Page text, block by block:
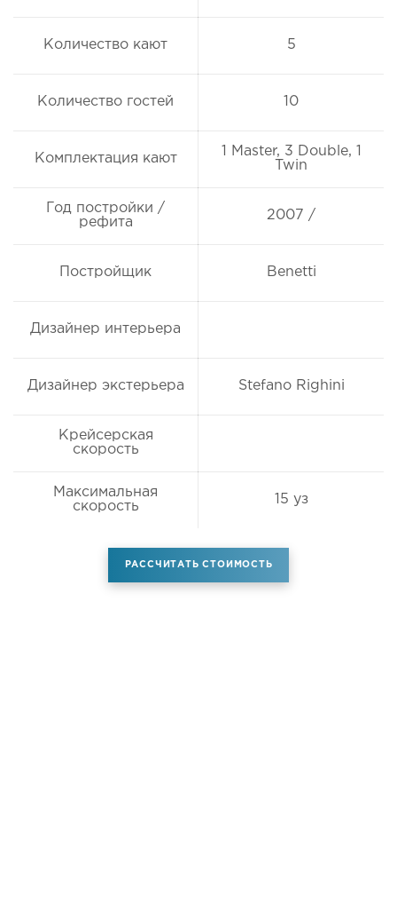
Количество кают 5
Количество гостей 10
Комплектация кают
1 Master, 3 Double, 1
Twin
Год постройки /
рефита
2007 /
Постройщик Benetti
Дизайнер интерьера
Дизайнер экстерьера Stefano Righini
Крейсерская
скорость
Максимальная
скорость
15 уз
РАССЧИТАТЬ СТОИМОСТЬ